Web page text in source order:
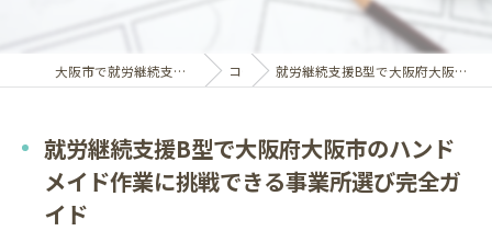
大阪市で就労継続支援B型なら一般社団法人ピアライフサポート コラム 就労継続支援B型で大阪府大阪市のハンドメイド作業に挑戦できる事業所選び完全ガイド
就労継続支援B型で大阪府大阪市のハンド
メイド作業に挑戦できる事業所選び完全ガ
イド